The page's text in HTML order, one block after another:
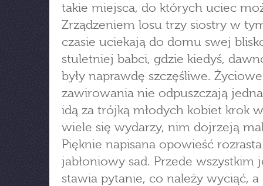
takie miejsca, do których uciec
Zrządzeniem losu trzy siostry w
czasie uciekają do domu swej
stuletniej babci, gdzie kiedyś,
były naprawdę szczęśliwe. Życiowe
zawirowania nie odpuszczają
idą za trójką młodych kobiet krok
wiele się wydarzy, nim dojrzeją
Pięknie napisana opowieść
jabłoniowy sad. Przede wszystkim
stawia pytanie, co należy wyciąć, a